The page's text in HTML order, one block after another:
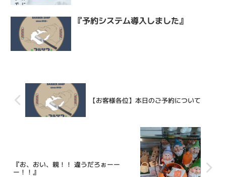
『予約システム導入しました』
【お客様各位】本日のご予約について
『お、おい、親！！ 違うだろぉーー
ー！！』